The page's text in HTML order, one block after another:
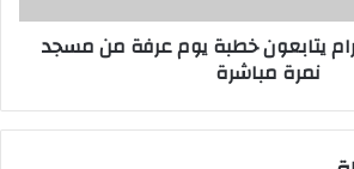
يتابعون خطبة يوم عرفة من مسجد
نمرة مباشرة